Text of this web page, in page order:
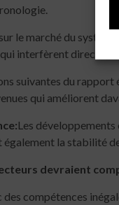
le marché du
interfèrent
suivantes du
qui améliorent
Les
la stabilité
devraient
des compétences